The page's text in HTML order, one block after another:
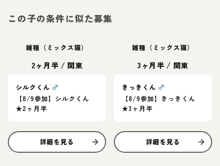
この子の条件に似た募集
雑種（ミックス猫）
2ヶ月半 / 関東
シルクくん ♂
【8/9参加】シルクくん
★2ヶ月半
詳細を見る
雑種（ミックス猫）
3ヶ月半 / 関東
きっきくん ♂
【8/9参加】きっきくん
★3ヶ月半
詳細を見る